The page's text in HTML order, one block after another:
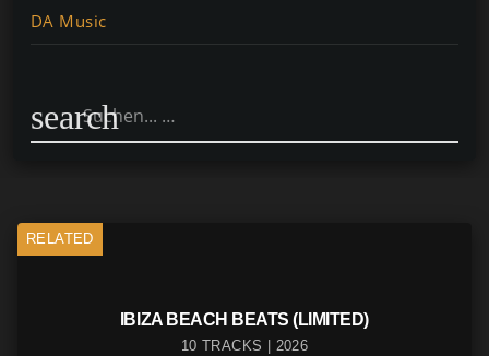
o
k
DA Music
search
RELATED
IBIZA BEACH BEATS (LIMITED)
10 TRACKS | 2026